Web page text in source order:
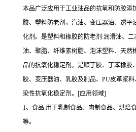
本品广泛应用于工业油品的抗氧和防胶添
胶、塑料防老剂，汽油、变压器油、透平
化剂。是塑料和橡胶的防老剂:润滑油、
油、聚脂、纤维素树脂、泡沫塑料、天然
品的抗氧化稳定剂。是顺丁胶、丁苯橡胶
胶、变压器油、乳胶及制品、PU皮革浆
染性抗氧化稳定剂。[应用领域]
1、食品:用于乳制食品、肉制食品、烘焙
等。